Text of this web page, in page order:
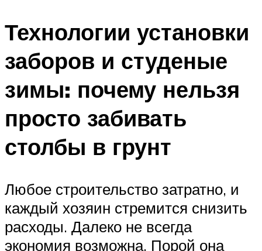
Технологии установки
заборов и студеные
зимы: почему нельзя
просто забивать
столбы в грунт
Любое строительство затратно, и
каждый хозяин стремится снизить
расходы. Далеко не всегда
экономия возможна. Порой она